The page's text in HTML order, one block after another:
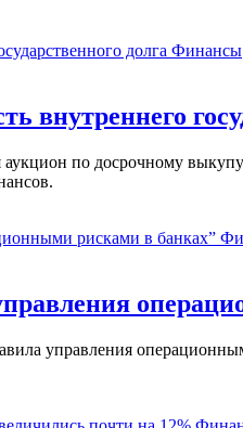
Финансы
внутреннего
по досрочному
управления